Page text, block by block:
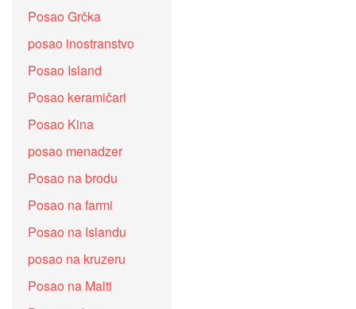
Posao Grčka
posao inostranstvo
Posao Island
Posao keramičari
Posao Kina
posao menadzer
Posao na brodu
Posao na farmi
Posao na Islandu
posao na kruzeru
Posao na Malti